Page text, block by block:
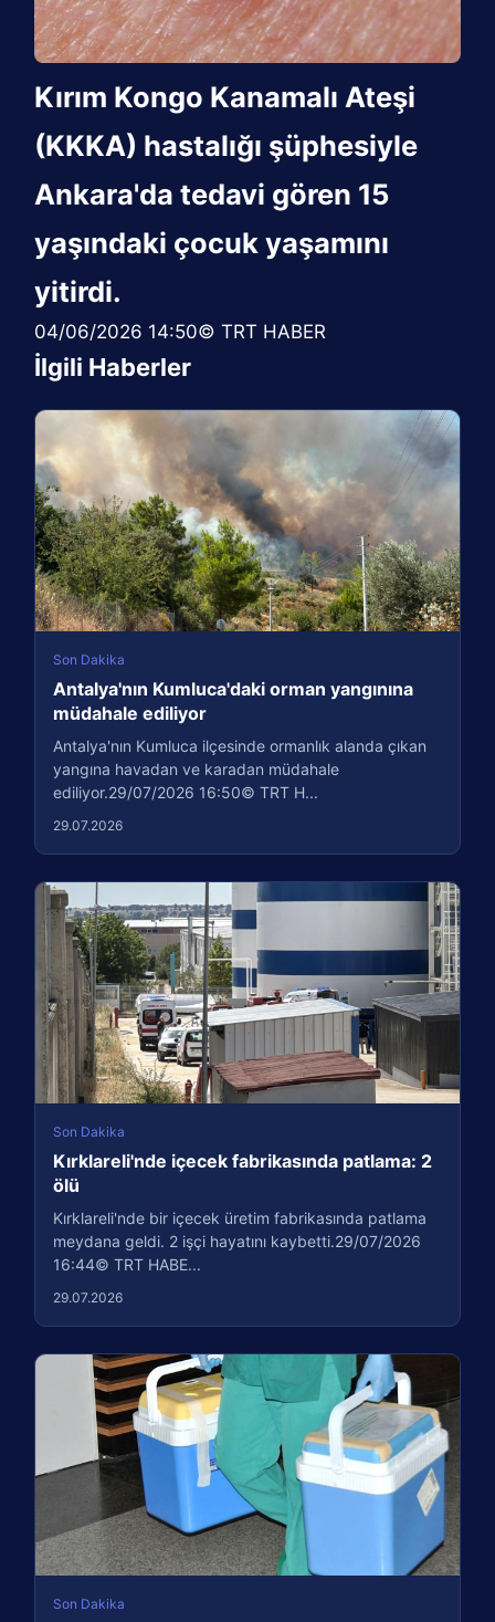
Kırım Kongo Kanamalı Ateşi
(KKKA) hastalığı şüphesiyle
Ankara'da tedavi gören 15
yaşındaki çocuk yaşamını
yitirdi.
04/06/2026 14:50© TRT HABER
İlgili Haberler
Son Dakika
Antalya'nın Kumluca'daki orman yangınına
müdahale ediliyor
Antalya'nın Kumluca ilçesinde ormanlık alanda çıkan
yangına havadan ve karadan müdahale
ediliyor.29/07/2026 16:50© TRT H...
29.07.2026
Son Dakika
Kırklareli'nde içecek fabrikasında patlama: 2
ölü
Kırklareli'nde bir içecek üretim fabrikasında patlama
meydana geldi. 2 işçi hayatını kaybetti.29/07/2026
16:44© TRT HABE...
29.07.2026
Son Dakika